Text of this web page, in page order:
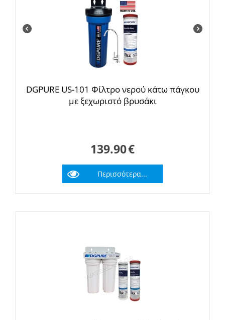
DGPURE US-101 Φίλτρο νερού κάτω πάγκου
με ξεχωριστό βρυσάκι
139.90€
Περισσότερα...